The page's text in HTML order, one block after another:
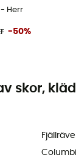
Herr
-50%
skor,